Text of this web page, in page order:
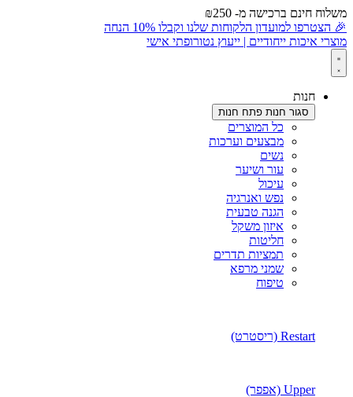
משלוח חינם ברכישה מ- ₪250
🎉 הצטרפו למועדון הלקוחות שלנו וקבלו 10% הנחה
מוצרי איכות ייחודיים | ייעוץ נטורופתי אישי
חנות
סגור חנות פתח חנות
כל המוצרים
מבצעים וערכות
נשים
עור ושיער
עיכול
נפש ואנרגיה
הגנה טבעית
איזון משקל
חליטות
תמציות תדרים
שמני מרפא
טיפוח
Restart (ריסטרט)
Upper (אפפר)